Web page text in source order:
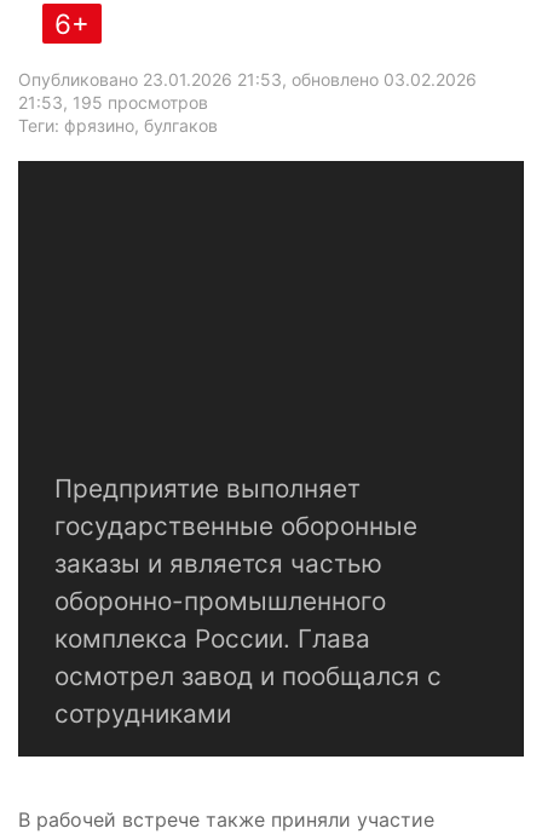
6+
Опубликовано 23.01.2026 21:53, обновлено 03.02.2026
21:53, 195 просмотров
Теги: фрязино, булгаков
Предприятие выполняет
государственные оборонные
заказы и является частью
оборонно-промышленного
комплекса России. Глава
осмотрел завод и пообщался с
сотрудниками
В рабочей встрече также приняли участие